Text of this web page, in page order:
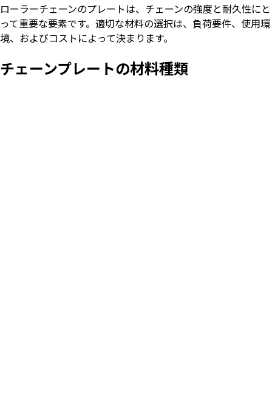
ローラーチェーンのプレートは、チェーンの強度と耐久性にと
って重要な要素です。適切な材料の選択は、負荷要件、使用環
境、およびコストによって決まります。
チェーンプレートの材料種類